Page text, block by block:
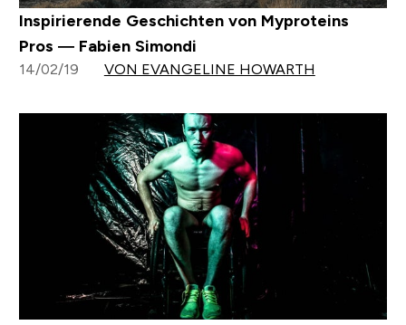
Inspirierende Geschichten von Myproteins
Pros — Fabien Simondi
VON EVANGELINE HOWARTH